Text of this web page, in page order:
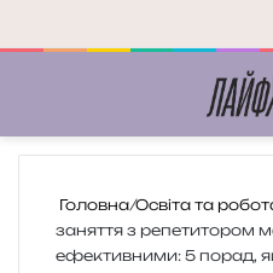
Головна/Освіта та
заняття з репетитором
ефективними: 5 порад,